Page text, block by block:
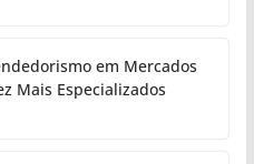
em Mercados
Mais Especializados